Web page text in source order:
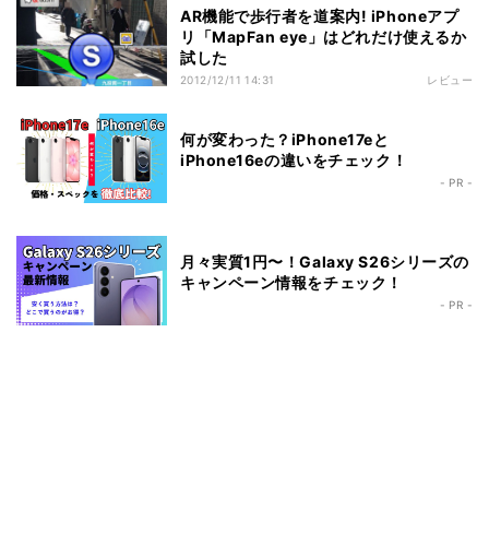
AR機能で歩行者を道案内! iPhoneアプ
リ「MapFan eye」はどれだけ使えるか
試した
2012/12/11 14:31 レビュー
何が変わった？iPhone17eと
iPhone16eの違いをチェック！
- PR -
月々実質1円〜！Galaxy S26シリーズの
キャンペーン情報をチェック！
- PR -